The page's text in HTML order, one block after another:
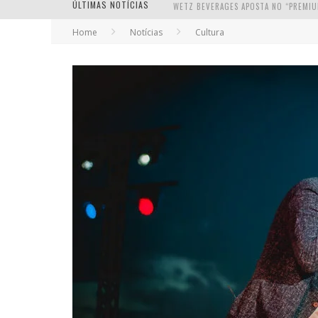
ÚLTIMAS NOTÍCIAS
Home Notícias Cultura